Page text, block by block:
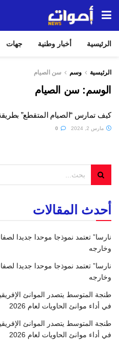
الرئيسية أخبار وطنية جهات
الرئيسية وسم سن الصيام
الوسم: سن الصيام
كيف تمارس “الصيام المتقطع”
مارس 2, 2024
أحدث المقالات
نارسا” تعتمد نموذجا موحدا جديدا
وخارجه
نارسا” تعتمد نموذجا موحدا جديدا
وخارجه
طنجة المتوسط يتصدر الموانئ
في أداء موانئ الحاويات لعام 2026
طنجة المتوسط يتصدر الموانئ
في أداء موانئ الحاويات لعام 2026